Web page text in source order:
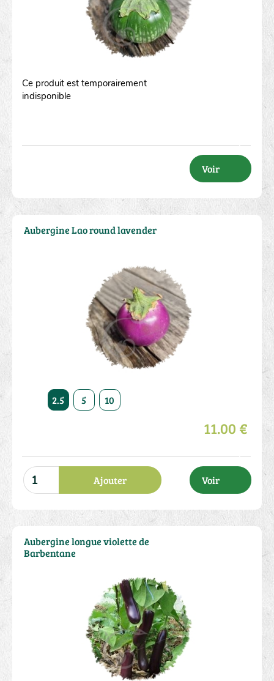
Ce produit est temporairement
indisponible
Voir
2.5 5 10
11.00 €
Ajouter Voir
Aubergine Lao round lavender
Aubergine longue violette de
Barbentane